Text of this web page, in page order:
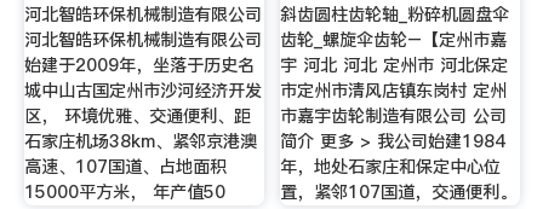
河北智皓环保机械制造有限公司
河北智皓环保机械制造有限公司
始建于2009年，坐落于历史名
城中山古国定州市沙河经济开发
区， 环境优雅、交通便利、距
石家庄机场38km、紧邻京港澳
高速、107国道、占地面积
15000平方米， 年产值50
斜齿圆柱齿轮轴_粉碎机圆盘伞
齿轮_螺旋伞齿轮–【定州市嘉
宇 河北 河北 定州市 河北保定
市定州市清风店镇东岗村 定州
市嘉宇齿轮制造有限公司 公司
简介 更多 > 我公司始建1984
年，地处石家庄和保定中心位
置，紧邻107国道，交通便利。